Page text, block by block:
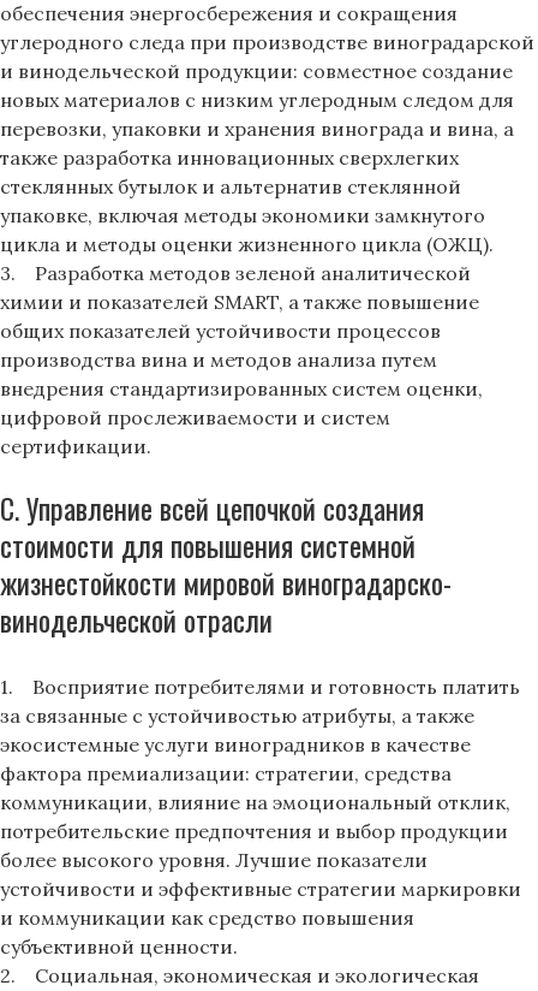
обеспечения энергосбережения и сокращения
углеродного следа при производстве виноградарской
и винодельческой продукции: совместное создание
новых материалов с низким углеродным следом для
перевозки, упаковки и хранения винограда и вина, а
также разработка инновационных сверхлегких
стеклянных бутылок и альтернатив стеклянной
упаковке, включая методы экономики замкнутого
цикла и методы оценки жизненного цикла (ОЖЦ).
3. Разработка методов зеленой аналитической
химии и показателей SMART, а также повышение
общих показателей устойчивости процессов
производства вина и методов анализа путем
внедрения стандартизированных систем оценки,
цифровой прослеживаемости и систем
сертификации.
C. Управление всей цепочкой создания
стоимости для повышения системной
жизнестойкости мировой виноградарско-
винодельческой отрасли
1. Восприятие потребителями и готовность платить
за связанные с устойчивостью атрибуты, а также
экосистемные услуги виноградников в качестве
фактора премиализации: стратегии, средства
коммуникации, влияние на эмоциональный отклик,
потребительские предпочтения и выбор продукции
более высокого уровня. Лучшие показатели
устойчивости и эффективные стратегии маркировки
и коммуникации как средство повышения
субъективной ценности.
2. Социальная, экономическая и экологическая